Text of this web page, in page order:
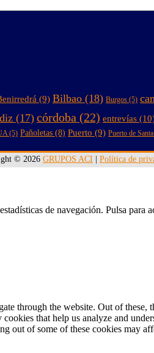
(9) Bilbao (18) Burgos (5)
(17) córdoba (22) entrevías
(5) Pañoletas (8) Puerto (9) Puerto de
© 2026 GRUPOS ACI Política de
de navegación. Pulsa para
through the website. Out of these,
that help us analyze and
out of some of these cookies may